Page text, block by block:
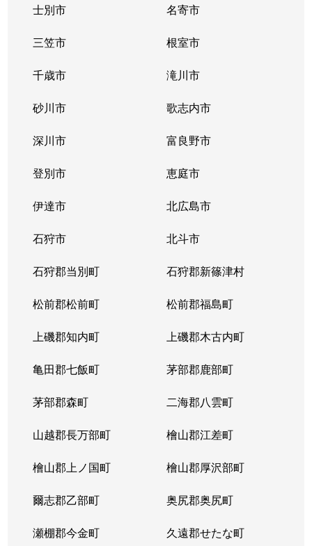
士別市 名寄市
三笠市 根室市
千歳市 滝川市
砂川市 歌志内市
深川市 富良野市
登別市 恵庭市
伊達市 北広島市
石狩市 北斗市
石狩郡当別町 石狩郡新篠津村
松前郡松前町 松前郡福島町
上磯郡知内町 上磯郡木古内町
亀田郡七飯町 茅部郡鹿部町
茅部郡森町 二海郡八雲町
山越郡長万部町 檜山郡江差町
檜山郡上ノ国町 檜山郡厚沢部町
爾志郡乙部町 奥尻郡奥尻町
瀬棚郡今金町 久遠郡せたな町